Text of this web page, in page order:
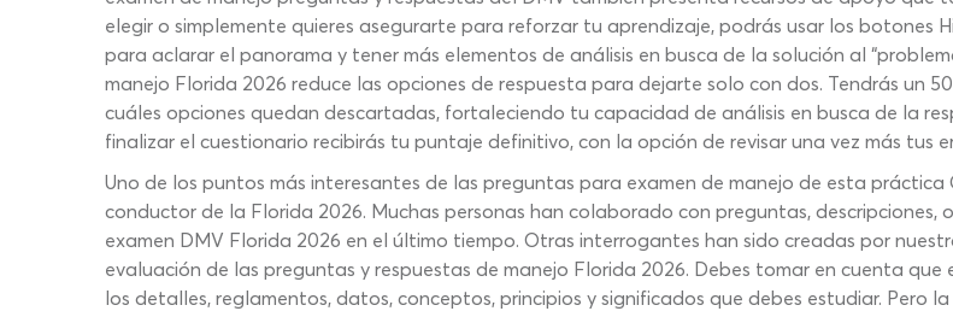
elegir o simplemente quieres asegurarte para reforzar tu aprendizaje, podrás usar los botones
para aclarar el panorama y tener más elementos de análisis en busca de la solución al
manejo Florida 2026 reduce las opciones de respuesta para dejarte solo con dos. Tendrás un
cuáles opciones quedan descartadas, fortaleciendo tu capacidad de análisis en busca de la
finalizar el cuestionario recibirás tu puntaje definitivo, con la opción de revisar una vez más tus
Uno de los puntos más interesantes de las preguntas para examen de manejo de esta
conductor de la Florida 2026. Muchas personas han colaborado con preguntas, descripciones,
examen DMV Florida 2026 en el último tiempo. Otras interrogantes han sido creadas por
evaluación de las preguntas y respuestas de manejo Florida 2026. Debes tomar en cuenta
los detalles, reglamentos, datos, conceptos, principios y significados que debes estudiar. Pero